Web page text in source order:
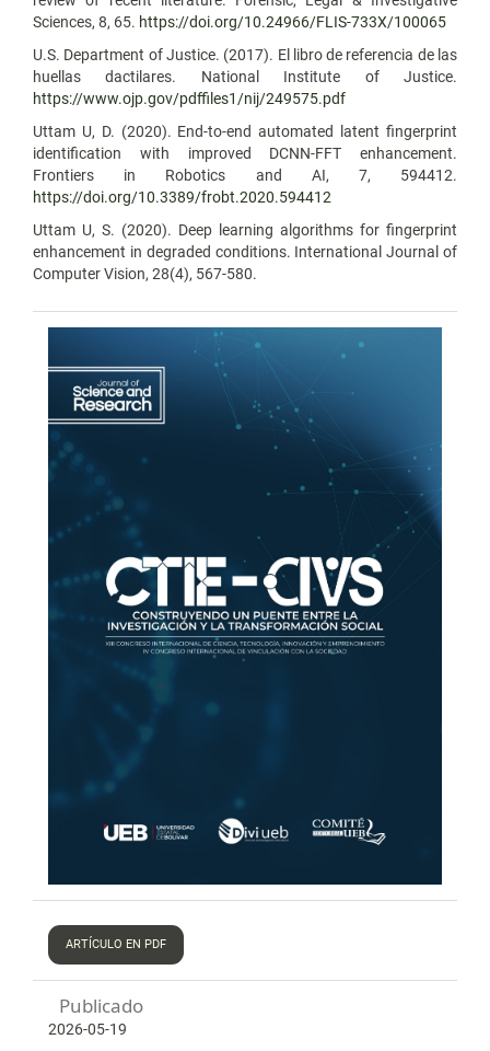
Sciences, 8, 65. https://doi.org/10.24966/FLIS-733X/100065
U.S. Department of Justice. (2017). El libro de referencia de las
huellas dactilares. National Institute of Justice.
https://www.ojp.gov/pdffiles1/nij/249575.pdf
Uttam U, D. (2020). End-to-end automated latent fingerprint
identification with improved DCNN-FFT enhancement.
Frontiers in Robotics and AI, 7, 594412.
https://doi.org/10.3389/frobt.2020.594412
Uttam U, S. (2020). Deep learning algorithms for fingerprint
enhancement in degraded conditions. International Journal of
Computer Vision, 28(4), 567-580.
ARTÍCULO EN PDF
Publicado
2026-05-19